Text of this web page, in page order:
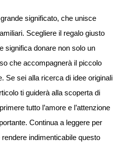
significato, che unisce
Scegliere il regalo giusto
significa donare non solo un
che accompagnerà il piccolo
Se sei alla ricerca di idee originali
ti guiderà alla scoperta di
tutto l’amore e l’attenzione
Continua a leggere per
indimenticabile questo